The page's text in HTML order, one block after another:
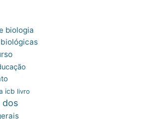
biologia
icb livro
dos